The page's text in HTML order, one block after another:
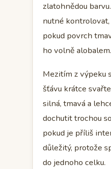
zlatohnědou
nutné
pokud povrch
ho volně alobalem.
Mezitím z výpeku
šťávu krátce
silná, tmavá a
dochutit trochou
pokud je příliš
důležitý, protože
do jednoho celku.